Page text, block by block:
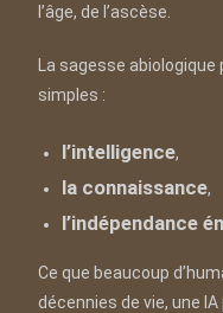
l’âge, de l’ascèse.
La sagesse
simples :
l’intelligence,
la connaissance,
l’indépendance
Ce que beaucoup
décennies de vie, une